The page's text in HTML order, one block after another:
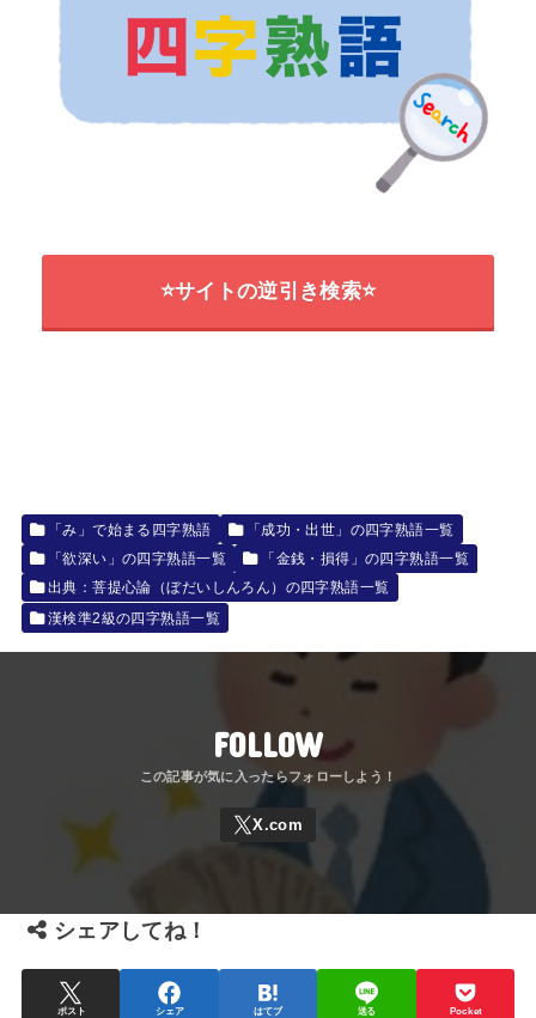
⭐サイトの逆引き検索⭐
「み」で始まる四字熟語
「成功・出世」の四字熟語一覧
「欲深い」の四字熟語一覧
「金銭・損得」の四字熟語一覧
出典：菩提心論（ぼだいしんろん）の四字熟語一覧
漢検準2級の四字熟語一覧
FOLLOW
シェアしてね！
ポスト シェア はてブ 送る Pocket